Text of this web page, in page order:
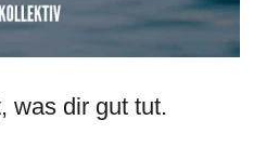
was dir gut tut.